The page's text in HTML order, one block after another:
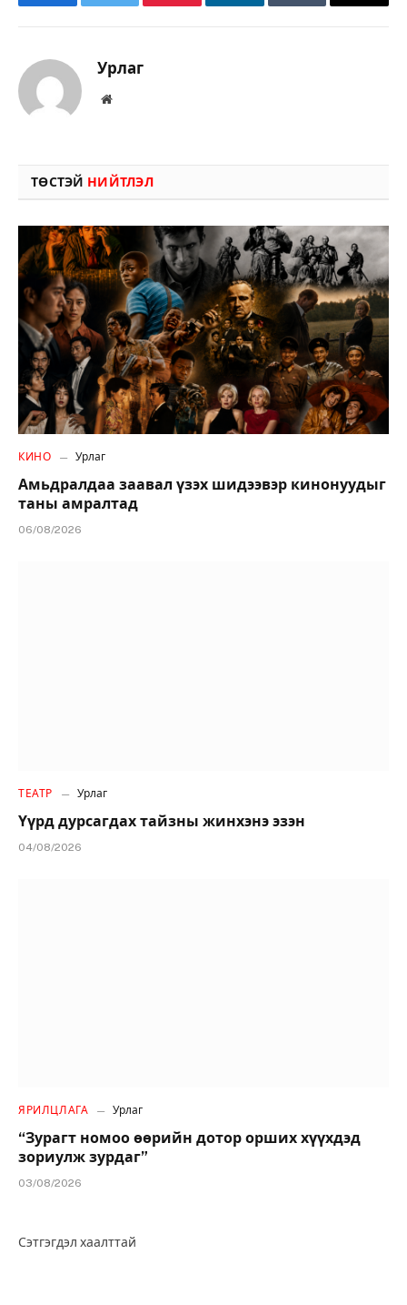
FacebookTwitter Pinterest LinkedInTumblr Имэйл
Урлаг
Вэбсайт
ТӨСТЭЙ НИЙТЛЭЛ
КИНО Урлаг
Амьдралдаа заавал үзэх шидээвэр кинонуудыг
таны амралтад
06/08/2026
ТЕАТР Урлаг
Үүрд дурсагдах тайзны жинхэнэ эзэн
04/08/2026
ЯРИЛЦЛАГА Урлаг
“Зурагт номоо өөрийн дотор орших хүүхдэд
зориулж зурдаг”
03/08/2026
Сэтгэгдэл хаалттай